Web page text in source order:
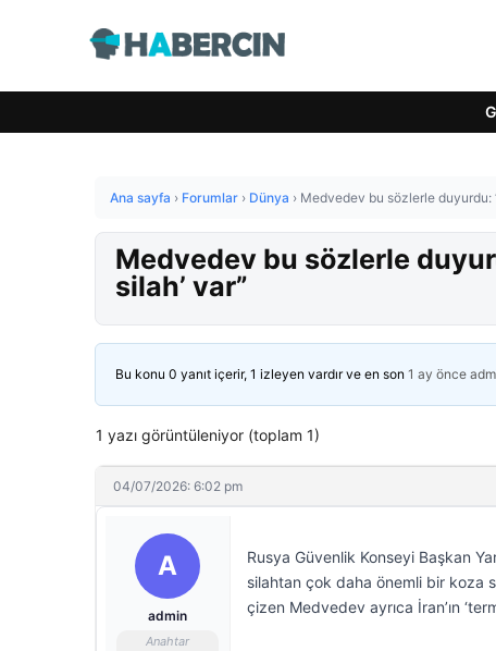
Ana sayfa › Forumlar › Dünya › Medvedev bu sözlerle duyurdu:
Medvedev bu sözlerle
silah’ var”
Bu konu 0 yanıt içerir, 1 izleyen vardır ve en son 1 ay önce
1 yazı görüntüleniyor (toplam 1)
04/07/2026: 6:02 pm
A
admin
Anahtar
Rusya Güvenlik Konseyi Başkan
silahtan çok daha önemli bir koza
çizen Medvedev ayrıca İran’ın